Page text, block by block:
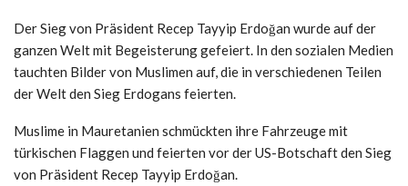
Der Sieg von Präsident Recep Tayyip Erdoğan wurde auf der
ganzen Welt mit Begeisterung gefeiert. In den sozialen Medien
tauchten Bilder von Muslimen auf, die in verschiedenen Teilen
der Welt den Sieg Erdogans feierten.
Muslime in Mauretanien schmückten ihre Fahrzeuge mit
türkischen Flaggen und feierten vor der US-Botschaft den Sieg
von Präsident Recep Tayyip Erdoğan.